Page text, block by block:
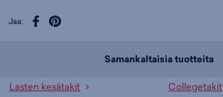
Jaa:
Samankaltaisia tuotteita
Lasten kesätakit
Collegetakit